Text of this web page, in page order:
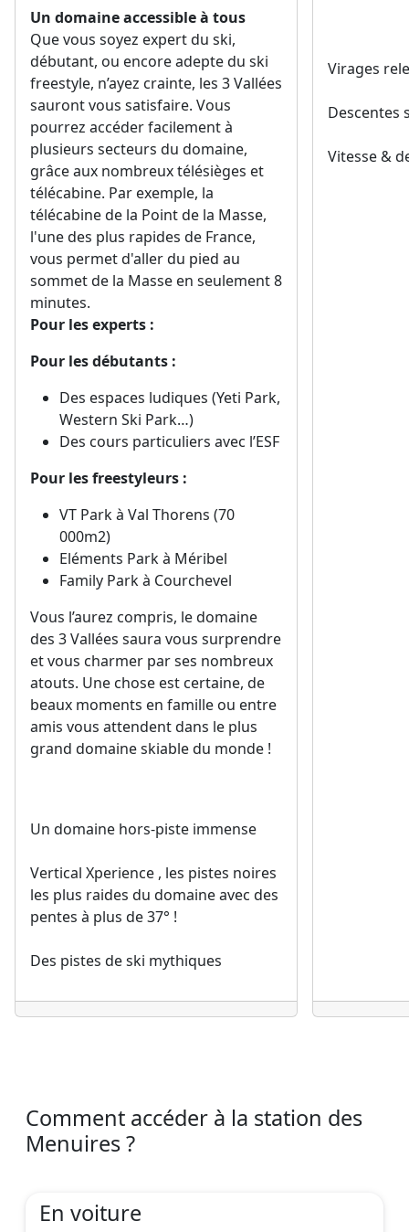
Un domaine accessible à tous
Que vous soyez expert du ski,
débutant, ou encore adepte du ski
freestyle, n’ayez crainte, les 3 Vallées
sauront vous satisfaire. Vous
pourrez accéder facilement à
plusieurs secteurs du domaine,
grâce aux nombreux télésièges et
télécabine. Par exemple, la
télécabine de la Point de la Masse,
l'une des plus rapides de France,
vous permet d'aller du pied au
sommet de la Masse en seulement 8
minutes.
Pour les experts :
Pour les débutants :
Des espaces ludiques (Yeti Park,
Western Ski Park…)
Des cours particuliers avec l’ESF
Pour les freestyleurs :
VT Park à Val Thorens (70
000m2)
Eléments Park à Méribel
Family Park à Courchevel
Vous l’aurez compris, le domaine
des 3 Vallées saura vous surprendre
et vous charmer par ses nombreux
atouts. Une chose est certaine, de
beaux moments en famille ou entre
amis vous attendent dans le plus
grand domaine skiable du monde !
Un domaine hors-piste immense
Vertical Xperience , les pistes noires
les plus raides du domaine avec des
pentes à plus de 37° !
Des pistes de ski mythiques
Virages
Descentes
Vitesse &
Comment accéder à la station des
Menuires ?
En voiture